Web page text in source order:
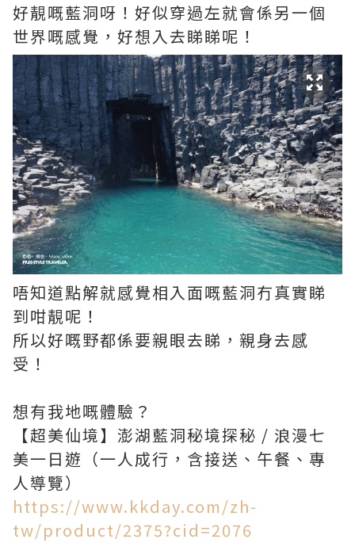
好靚嘅藍洞呀！好似穿過左就會係另一個
世界嘅感覺，好想入去睇睇呢！
唔知道點解就感覺相入面嘅藍洞冇真實睇
到咁靚呢！
所以好嘅野都係要親眼去睇，親身去感
受！
想有我地嘅體驗？
【超美仙境】澎湖藍洞秘境探秘 / 浪漫七
美一日遊（一人成行，含接送、午餐、專
人導覽）
https://www.kkday.com/zh-
tw/product/2375?cid=2076